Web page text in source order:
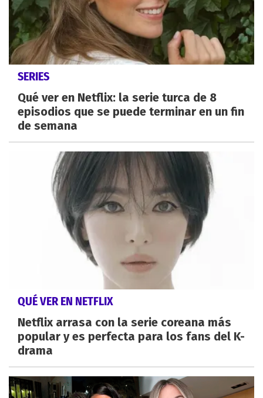
SERIES
Qué ver en Netflix: la serie turca de 8
episodios que se puede terminar en un fin
de semana
QUÉ VER EN NETFLIX
Netflix arrasa con la serie coreana más
popular y es perfecta para los fans del K-
drama